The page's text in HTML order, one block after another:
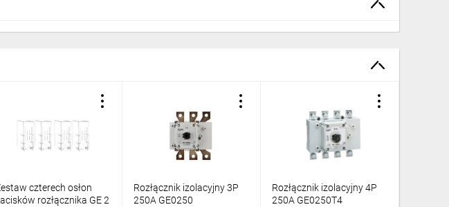
czterech osłon
rozłącznika GE 2
Rozłącznik izolacyjny 3P
250A GE0250
Rozłącznik izolacyjny 4P
250A GE0250T4